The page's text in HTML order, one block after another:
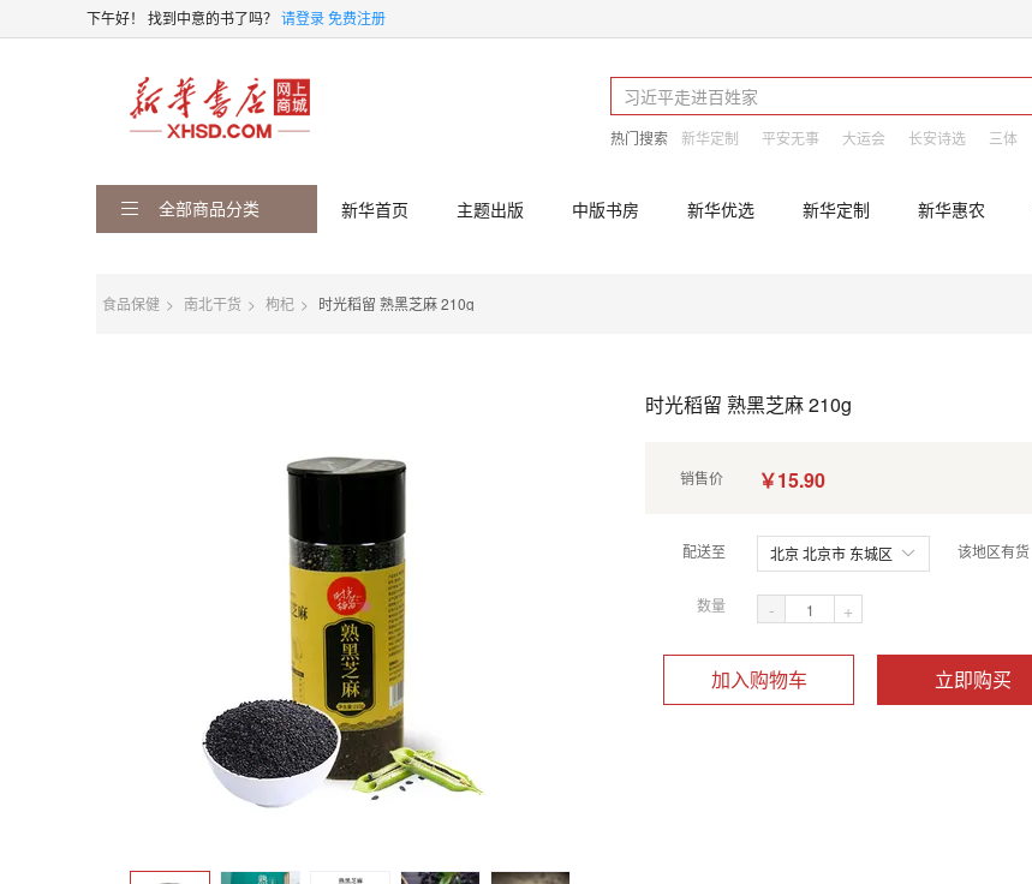
下午好！ 找到中意的书了吗？ 请登录免费注册
热门搜索 新华定制 平安无事 大运会 长安诗选 三体
全部商品分类 新华首页 主题出版 中版书房 新华优选 新华定制 新华惠农
食品保健 南北干货 枸杞 时光稻留 熟黑芝麻 210g
时光稻留 熟黑芝麻 210g
销售价 ￥15.90
配送至 北京 北京市 东城区 该地区有货
数量 - +
加入购物车 立即购买